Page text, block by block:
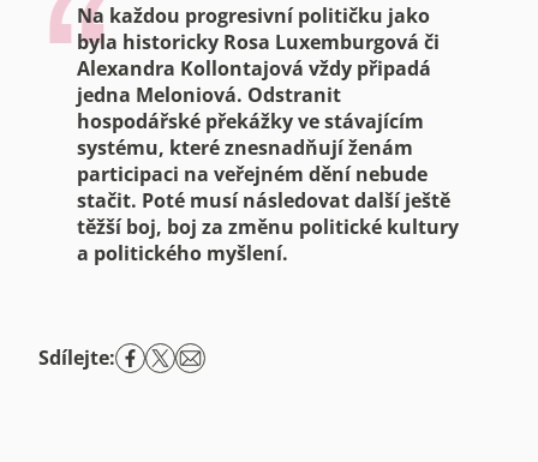
Na každou progresivní političku jako
byla historicky Rosa Luxemburgová či
Alexandra Kollontajová vždy připadá
jedna Meloniová. Odstranit
hospodářské překážky ve stávajícím
systému, které znesnadňují ženám
participaci na veřejném dění nebude
stačit. Poté musí následovat další ještě
těžší boj, boj za změnu politické kultury
a politického myšlení.
Sdílejte: